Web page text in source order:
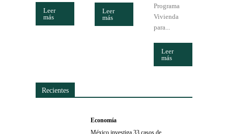
Leer
más
Leer
más
Programa
Vivienda
para...
Leer
más
Recientes
Economía